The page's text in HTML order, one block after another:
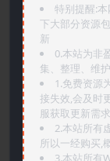
特别提醒:
下大部分资源
新
0.本站为非
集、整理、维
1.免费资源
接失效,会及时
服获取更新需
2.本站所有
所以一经购买,
3.本站所有